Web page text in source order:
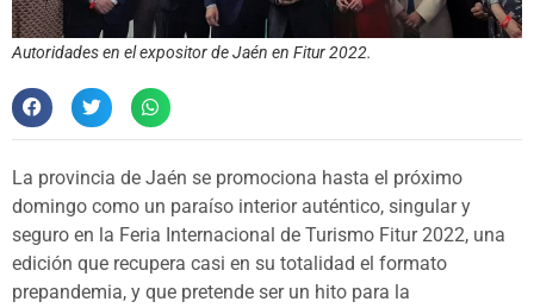
Autoridades en el expositor de Jaén en Fitur 2022.
La provincia de Jaén se promociona hasta el próximo
domingo como un paraíso interior auténtico, singular y
seguro en la Feria Internacional de Turismo Fitur 2022, una
edición que recupera casi en su totalidad el formato
prepandemia, y que pretende ser un hito para la